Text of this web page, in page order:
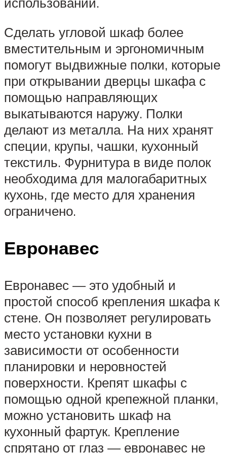
Сделать угловой шкаф более
вместительным и эргономичным
помогут выдвижные полки, которые
при открывании дверцы шкафа с
помощью направляющих
выкатываются наружу. Полки
делают из металла. На них хранят
специи, крупы, чашки, кухонный
текстиль. Фурнитура в виде полок
необходима для малогабаритных
кухонь, где место для хранения
ограничено.
Евронавес
Евронавес — это удобный и
простой способ крепления шкафа к
стене. Он позволяет регулировать
место установки кухни в
зависимости от особенности
планировки и неровностей
поверхности. Крепят шкафы с
помощью одной крепежной планки,
можно установить шкаф на
кухонный фартук. Крепление
спрятано от глаз — евронавес не